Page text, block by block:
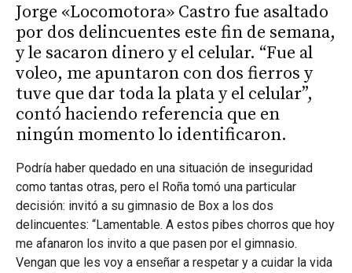
Jorge «Locomotora» Castro fue asaltado
por dos delincuentes este fin de semana,
y le sacaron dinero y el celular. “Fue al
voleo, me apuntaron con dos fierros y
tuve que dar toda la plata y el celular”,
contó haciendo referencia que en
ningún momento lo identificaron.
Podría haber quedado en una situación de inseguridad
como tantas otras, pero el Roña tomó una particular
decisión: invitó a su gimnasio de Box a los dos
delincuentes: “Lamentable. A estos pibes chorros que hoy
me afanaron los invito a que pasen por el gimnasio.
Vengan que les voy a enseñar a respetar y a cuidar la vida